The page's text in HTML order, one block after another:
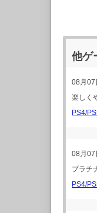
他ゲ
08月07
楽しく
PS4/
08月07
プラチ
PS4/